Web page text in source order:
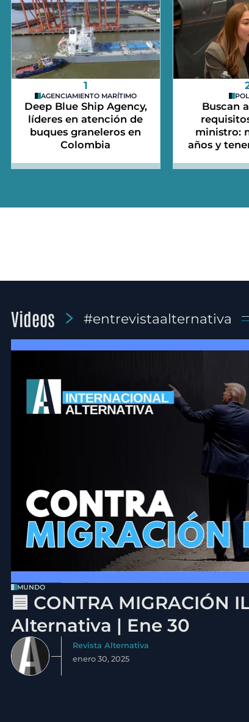
1
AGENCIAMIENTO MARÍTIMO
Deep Blue Ship Agency,
líderes en atención de
buques graneleros en
Colombia
Buscan
ministro:
años y
Videos #entrevistaalternativa
MUNDO
🟦 CONTRA MIGRACIÓN
Alternativa | Ene 30
Revista Alternativa
enero 30, 2025